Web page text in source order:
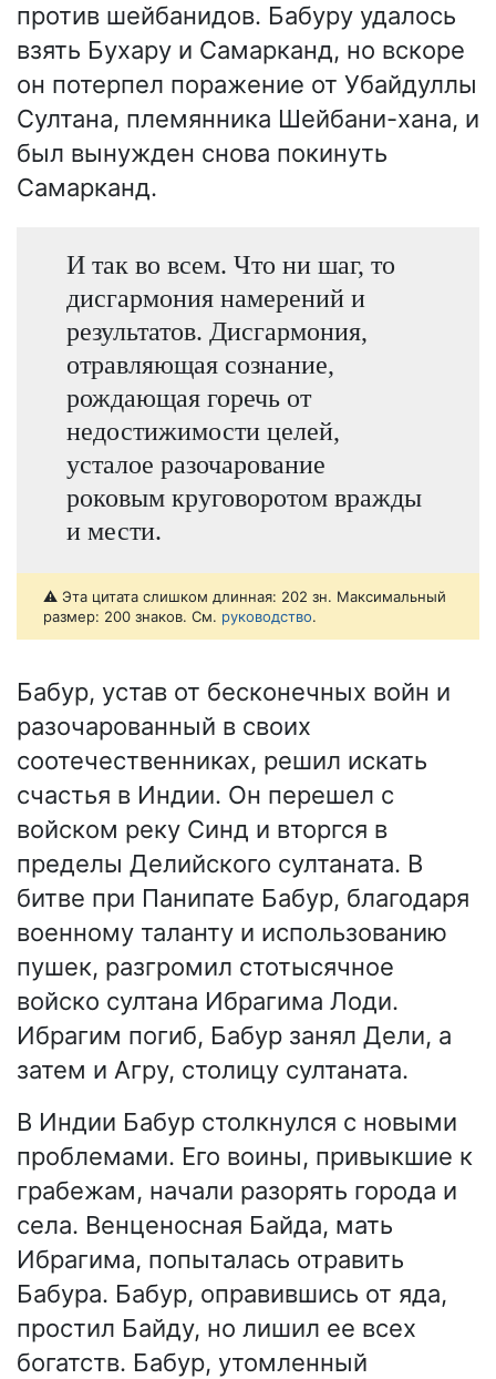
против шейбанидов. Бабуру удалось
взять Бухару и Самарканд, но вскоре
он потерпел поражение от Убайдуллы
Султана, племянника Шейбани-хана, и
был вынужден снова покинуть
Самарканд.
И так во всем. Что ни шаг, то
дисгармония намерений и
результатов. Дисгармония,
отравляющая сознание,
рождающая горечь от
недостижимости целей,
усталое разочарование
роковым круговоротом вражды
и мести.
⚠️ Эта цитата слишком длинная: 202 зн. Максимальный
размер: 200 знаков. См. руководство.
Бабур, устав от бесконечных войн и
разочарованный в своих
соотечественниках, решил искать
счастья в Индии. Он перешел с
войском реку Синд и вторгся в
пределы Делийского султаната. В
битве при Панипате Бабур, благодаря
военному таланту и использованию
пушек, разгромил стотысячное
войско султана Ибрагима Лоди.
Ибрагим погиб, Бабур занял Дели, а
затем и Агру, столицу султаната.
В Индии Бабур столкнулся с новыми
проблемами. Его воины, привыкшие к
грабежам, начали разорять города и
села. Венценосная Байда, мать
Ибрагима, попыталась отравить
Бабура. Бабур, оправившись от яда,
простил Байду, но лишил ее всех
богатств. Бабур, утомленный